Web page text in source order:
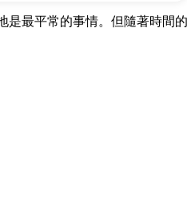
是最平常的事情。但隨著時間的